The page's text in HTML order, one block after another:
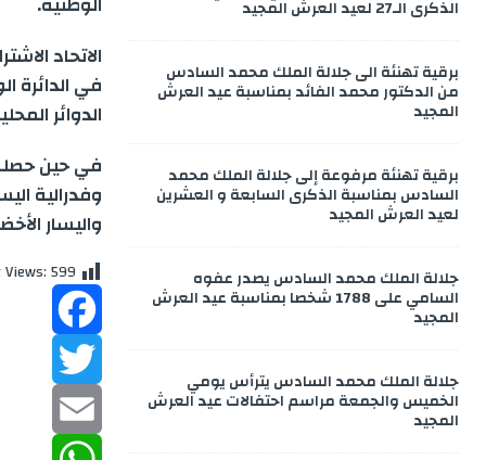
الدوائر المحلية و 5 مقاعد في الدائرة الوطنية أي
وفدرالية
واليسار
Views:599
aT
الذكرى الـ27 لعيد العرش المجيد
برقية تهنئة الى جلالة الملك محمد السادس
من الدكتور محمد الفائد بمناسبة عيد العرش
المجيد
برقية تهنئة مرفوعة إلى جلالة الملك محمد
السادس بمناسبة الذكرى السابعة و العشرين
لعيد العرش المجيد
جلالة الملك محمد السادس يصدر عفوه
السامي على 1788 شخصا بمناسبة عيد العرش
المجيد
جلالة الملك محمد السادس يترأس يومي
الخميس والجمعة مراسم احتفالات عيد العرش
المجيد